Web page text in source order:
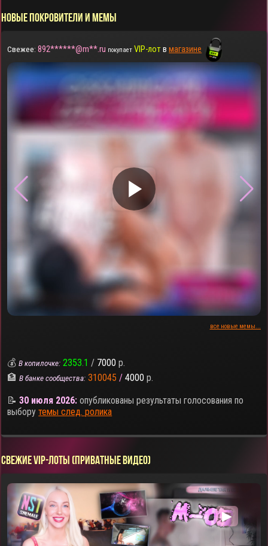
НОВЫЕ ПОКРОВИТЕЛИ И МЕМЫ
Свежее: 892******@m**.ru покупает VIP-лотвмагазине
▶
все новые мемы...
💰В копилочке: 2353.1 / 7000 р.
🏦В банке сообщества: 310045 / 4000 р.
📝30 июля 2026: опубликованы результаты голосования по
выборутемы след. ролика
СВЕЖИЕ VIP-ЛОТЫ (ПРИВАТНЫЕ ВИДЕО)
▶